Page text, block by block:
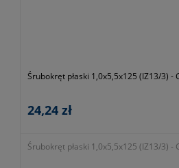
Śrubokręt płaski 1,0x5,5x125 (IZ13/3) -
24,24 zł
Śrubokręt płaski 1,0x5,5x125 (IZ13/3) -